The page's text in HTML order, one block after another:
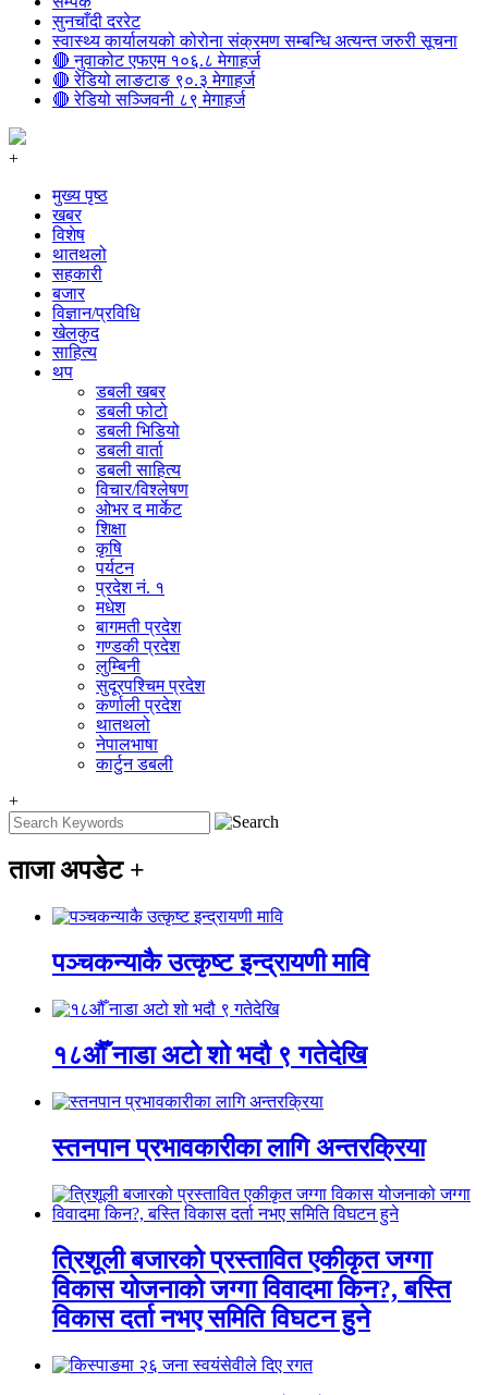
सुनचाँदी दररेट
स्वास्थ्य कार्यालयको कोरोना संक्रमण सम्बन्धि अत्यन्त जरुरी सूचना
🔴 नुवाकोट एफएम १०६.८ मेगाहर्ज
🔴 रेडियो लाङटाङ ९०.३ मेगाहर्ज
🔴 रेडियो सञ्जिवनी ८९ मेगाहर्ज
+
मुख्य पृष्ठ
खबर
विशेष
थातथलो
सहकारी
बजार
विज्ञान/प्रविधि
खेलकुद
साहित्य
थप
डबली खबर
डबली फोटो
डबली भिडियो
डबली वार्ता
डबली साहित्य
विचार/विश्‍लेषण
ओभर द मार्केट
शिक्षा
कृषि
पर्यटन
प्रदेश नं. १
मधेश
बागमती प्रदेश
गण्डकी प्रदेश
लुम्बिनी
सुदूरपश्चिम प्रदेश
कर्णाली प्रदेश
थातथलो
नेपालभाषा
कार्टुन डबली
+
ताजा अपडेट +
पञ्चकन्याकै उत्कृष्ट इन्द्रायणी मावि
१८औँ नाडा अटो शो भदौ ९ गतेदेखि
स्तनपान प्रभावकारीका लागि अन्तरक्रिया
त्रिशूली बजारको प्रस्तावित एकीकृत जग्गा
विकास योजनाको जग्गा विवादमा किन?, बस्ति
विकास दर्ता नभए समिति विघटन हुने